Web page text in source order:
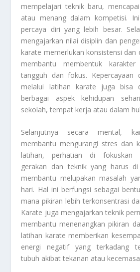
mempelajari teknik baru,
atau menang dalam kompetisi.
percaya diri yang lebih besar.
mengajarkan nilai disiplin dan
karate memerlukan konsistensi dan
membantu membentuk
tangguh dan fokus. Kepercayaan
melalui latihan karate juga bisa
berbagai aspek kehidupan
sekolah, tempat kerja atau dalam
Selanjutnya secara mental,
membantu mengurangi stres dan
latihan, perhatian di fokuskan
gerakan dan teknik yang harus di
membantu melupakan masalah
hari. Hal ini berfungsi sebagai
mana pikiran lebih terkonsentrasi
Karate juga mengajarkan teknik
membantu menenangkan pikiran
latihan karate memberikan
energi negatif yang terkadang
tubuh akibat tekanan atau